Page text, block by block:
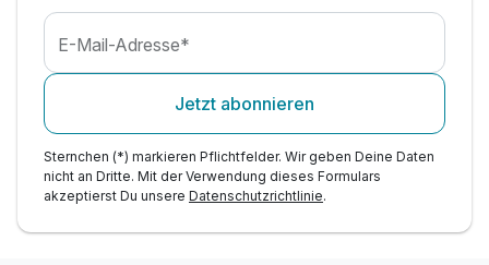
E-Mail-Adresse*
Jetzt abonnieren
Sternchen (*) markieren Pflichtfelder. Wir geben Deine Daten
nicht an Dritte. Mit der Verwendung dieses Formulars
akzeptierst Du unsere Datenschutzrichtlinie.